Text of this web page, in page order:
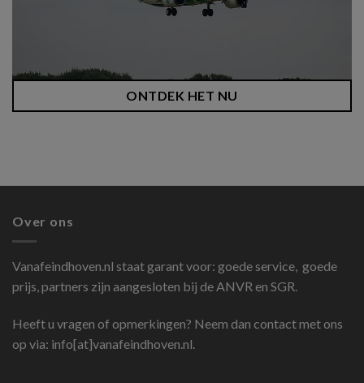
ONTDEK HET NU
Over ons
Vanafeindhoven.nl staat garant voor: goede service, goede
prijs, partners zijn aangesloten bij de ANVR en SGR.
Heeft u vragen of opmerkingen? Neem dan contact met ons
op via: info[at]vanafeindhoven.nl.